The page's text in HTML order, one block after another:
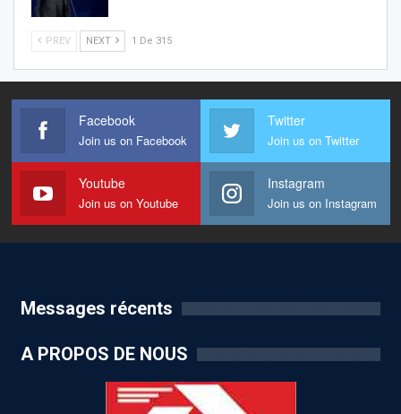
PREV NEXT 1 De 315
Facebook
Join us on Facebook
Twitter
Join us on Twitter
Youtube
Join us on Youtube
Instagram
Join us on Instagram
Messages récents
A PROPOS DE NOUS